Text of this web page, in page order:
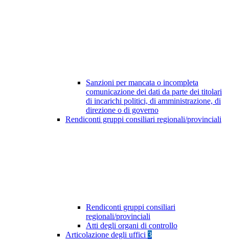
Sanzioni per mancata o incompleta
comunicazione dei dati da parte dei titolari
di incarichi politici, di amministrazione, di
direzione o di governo
Rendiconti gruppi consiliari regionali/provinciali
Rendiconti gruppi consiliari
regionali/provinciali
Atti degli organi di controllo
Articolazione degli uffici 3